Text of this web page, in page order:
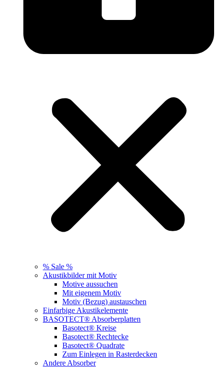
% Sale %
Akustikbilder mit Motiv
Motive aussuchen
Mit eigenem Motiv
Motiv (Bezug) austauschen
Einfarbige Akustikelemente
BASOTECT® Absorberplatten
Basotect® Kreise
Basotect® Rechtecke
Basotect® Quadrate
Zum Einlegen in Rasterdecken
Andere Absorber